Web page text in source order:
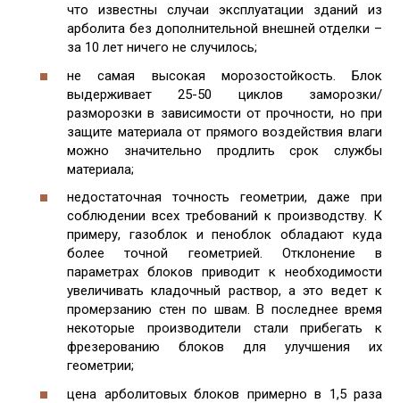
что известны случаи эксплуатации зданий из
арболита без дополнительной внешней отделки –
за 10 лет ничего не случилось;
не самая высокая морозостойкость. Блок
выдерживает 25-50 циклов заморозки/
разморозки в зависимости от прочности, но при
защите материала от прямого воздействия влаги
можно значительно продлить срок службы
материала;
недостаточная точность геометрии, даже при
соблюдении всех требований к производству. К
примеру, газоблок и пеноблок обладают куда
более точной геометрией. Отклонение в
параметрах блоков приводит к необходимости
увеличивать кладочный раствор, а это ведет к
промерзанию стен по швам. В последнее время
некоторые производители стали прибегать к
фрезерованию блоков для улучшения их
геометрии;
цена арболитовых блоков примерно в 1,5 раза